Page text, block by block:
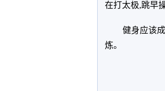
在打太极,跳早
健身应该
炼。